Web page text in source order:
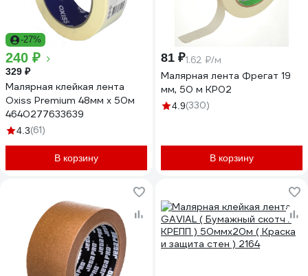
-27%
240 ₽
329 ₽
Малярная клейкая лента
Oxiss Premium 48мм х 50м
4640277633639
4.3(61)
В корзину
81 ₽1.62 ₽/м
Малярная лента Фрегат 19
мм, 50 м КР02
4.9(330)
В корзину